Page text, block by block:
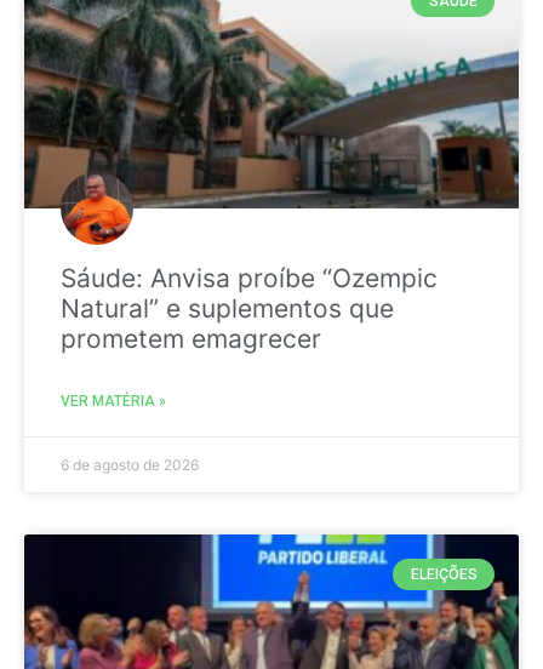
Sáude: Anvisa proíbe “Ozempic
Natural” e suplementos que
prometem emagrecer
VER MATÉRIA »
6 de agosto de 2026
ELEIÇÕES